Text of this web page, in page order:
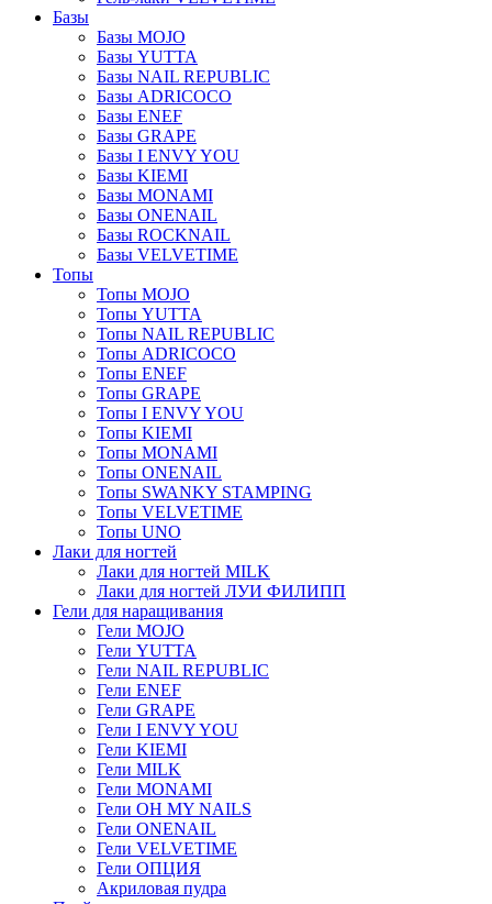
Базы
Базы MOJO
Базы YUTTA
Базы NAIL REPUBLIC
Базы ADRICOCO
Базы ENEF
Базы GRAPE
Базы I ENVY YOU
Базы KIEMI
Базы MONAMI
Базы ONENAIL
Базы ROCKNAIL
Базы VELVETIME
Топы
Топы MOJO
Топы YUTTA
Топы NAIL REPUBLIC
Топы ADRICOCO
Топы ENEF
Топы GRAPE
Топы I ENVY YOU
Топы KIEMI
Топы MONAMI
Топы ONENAIL
Топы SWANKY STAMPING
Топы VELVETIME
Топы UNO
Лаки для ногтей
Лаки для ногтей MILK
Лаки для ногтей ЛУИ ФИЛИПП
Гели для наращивания
Гели MOJO
Гели YUTTA
Гели NAIL REPUBLIC
Гели ENEF
Гели GRAPE
Гели I ENVY YOU
Гели KIEMI
Гели MILK
Гели MONAMI
Гели OH MY NAILS
Гели ONENAIL
Гели VELVETIME
Гели ОПЦИЯ
Акриловая пудра